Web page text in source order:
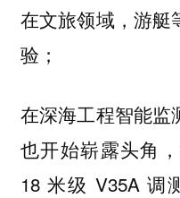
在文旅领域，游艇
验；
在深海工程智能监
也开始崭露头角
18 米级 V35A 调